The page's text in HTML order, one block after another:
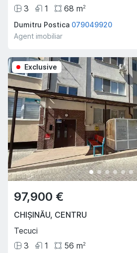
3
1 68 m2
Dumitru Postica 079049920
Agent imobiliar
Exclusive
97,900 €
CHIȘINĂU, CENTRU
Tecuci
3
1 56 m2